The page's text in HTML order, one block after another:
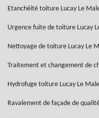
Etanchéité toiture Lucay Le
Urgence fuite de toiture Lucay
Nettoyage de toiture Lucay Le
Traitement et changement de
Hydrofuge toiture Lucay Le Male
Ravalement de façade de